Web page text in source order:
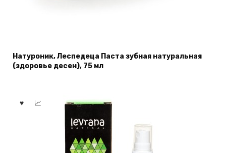
Натуроник, Леспедеца Паста зубная натуральная
(здоровье десен), 75 мл